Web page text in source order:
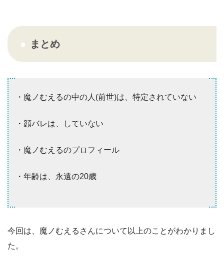
まとめ
・魔ノむえるの中の人(前世)は、特定されていない
・顔バレは、していない
・魔ノむえるのプロフィール
・年齢は、永遠の20歳
今回は、魔ノむえるさんについて以上のことがわかりまし
た。